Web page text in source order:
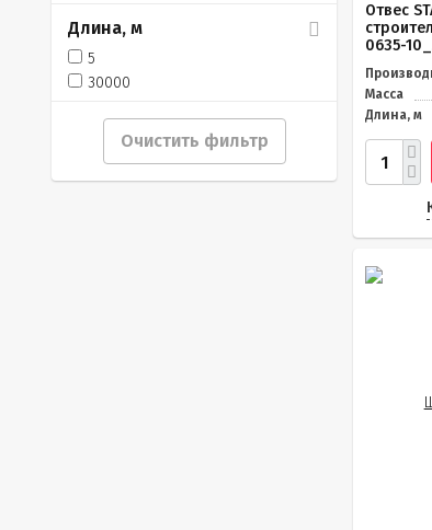
Длина, м
5
30000
Очистить фильтр
Отвес
0635-
Масса
Длина, м